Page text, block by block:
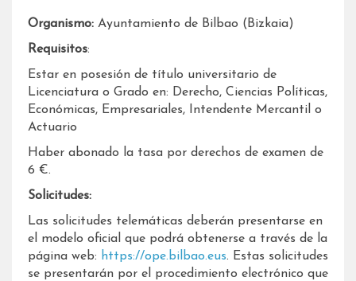
Organismo: Ayuntamiento de Bilbao (Bizkaia)
Requisitos:
Estar en posesión de título universitario de
Licenciatura o Grado en: Derecho, Ciencias Políticas,
Económicas, Empresariales, Intendente Mercantil o
Actuario
Haber abonado la tasa por derechos de examen de
6 €.
Solicitudes:
Las solicitudes telemáticas deberán presentarse en
el modelo oficial que podrá obtenerse a través de la
página web: https://ope.bilbao.eus. Estas solicitudes
se presentarán por el procedimiento electrónico que